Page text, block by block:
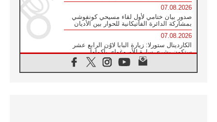
07.08.2026
صدور بيان ختامي لأول لقاء مسيحي كونفوشي
بمشاركة الدائرة الفاتيكانية للحوار بين الأديان
07.08.2026
الكاردينال ستورلا: زيارة البابا لاوُن الرابع عشر
ستكون بشرى سارة للأوروغواي بأكملها
الفاتيكان يعلن برنامج الزيارة الرسولية للبابا لاوُن